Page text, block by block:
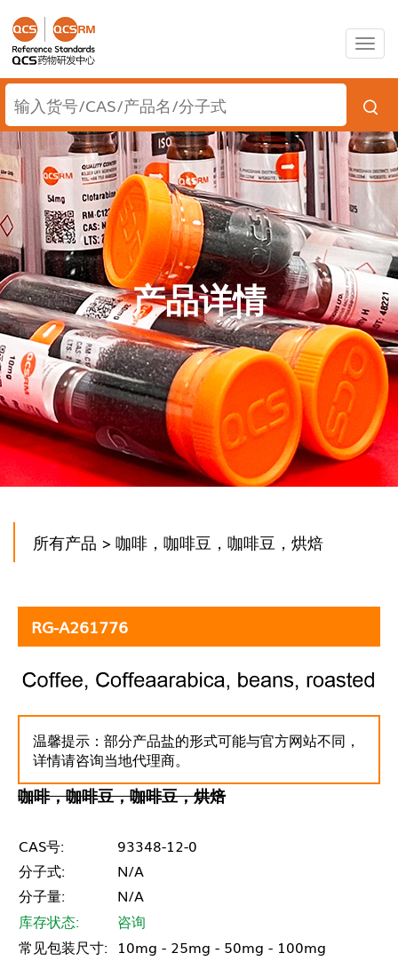
产品详情
所有产品 > 咖啡，咖啡豆，咖啡豆，烘焙
RG-A261776
温馨提示：部分产品盐的形式可能与官方网站不同，
详情请咨询当地代理商。
咖啡，咖啡豆，咖啡豆，烘焙
CAS号:
93348-12-0
分子式:
N/A
分子量:
N/A
库存状态:
咨询
常见包装尺寸: 10mg - 25mg - 50mg - 100mg